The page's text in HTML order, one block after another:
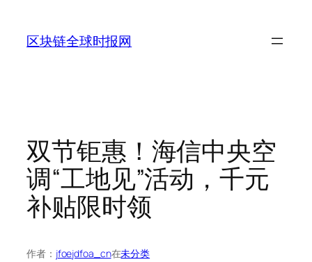
区块链全球时报网
双节钜惠！海信中央空
调“工地见”活动，千元
补贴限时领
作者： jfoejdfoa_cn在未分类